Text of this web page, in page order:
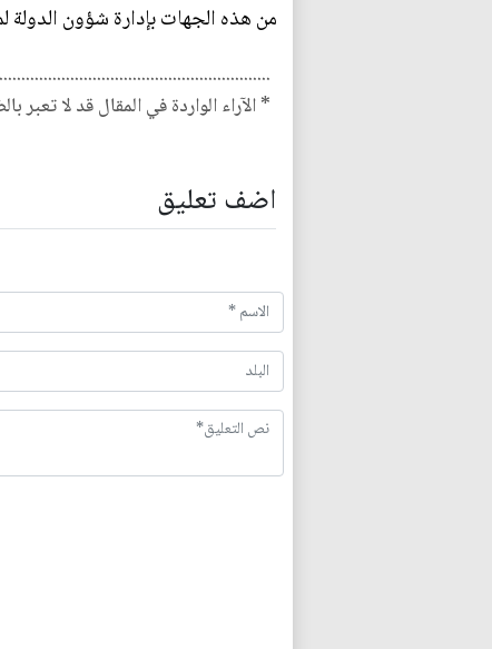
من هذه الجهات بإدارة شؤون الدولة
* الآراء الواردة في المقال قد لا تعبر
اضف تعليق